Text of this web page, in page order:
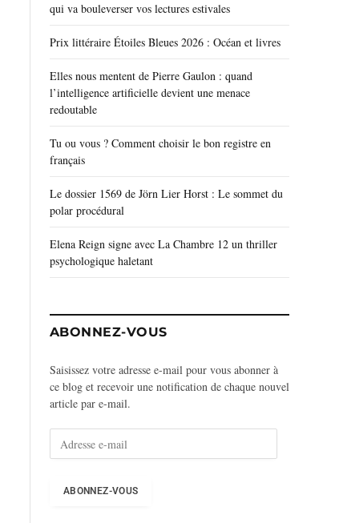
qui va bouleverser vos lectures estivales
Prix littéraire Étoiles Bleues 2026 : Océan et livres
Elles nous mentent de Pierre Gaulon : quand
l’intelligence artificielle devient une menace
redoutable
Tu ou vous ? Comment choisir le bon registre en
français
Le dossier 1569 de Jörn Lier Horst : Le sommet du
polar procédural
Elena Reign signe avec La Chambre 12 un thriller
psychologique haletant
ABONNEZ-VOUS
Saisissez votre adresse e-mail pour vous abonner à
ce blog et recevoir une notification de chaque nouvel
article par e-mail.
ABONNEZ-VOUS